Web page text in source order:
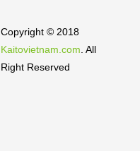
Copyright © 2018
Kaitovietnam.com . All
Right Reserved